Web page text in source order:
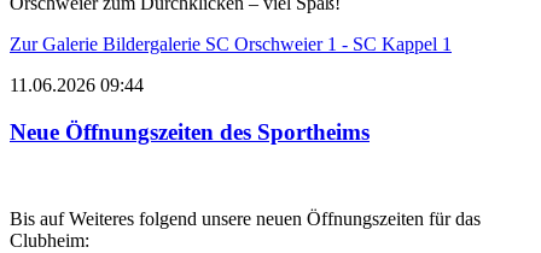
Zur Galerie Bildergalerie SC Orschweier 1 - SC Kappel 1
11.06.2026 09:44
Neue Öffnungszeiten des Sportheims
Bis auf Weiteres folgend unsere neuen Öffnungszeiten für das
Clubheim: